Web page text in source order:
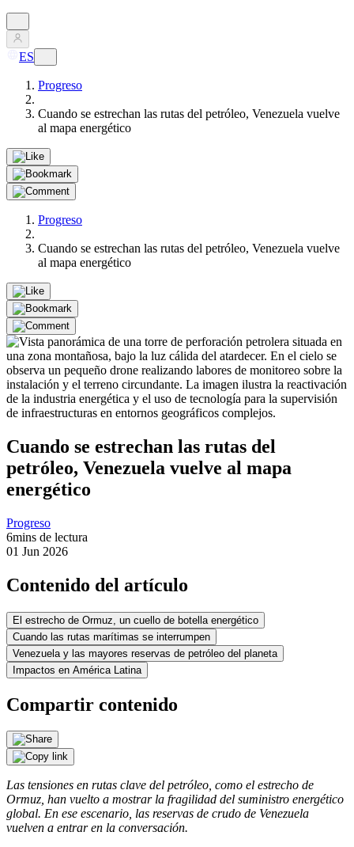
ES
Progreso
Cuando se estrechan las rutas del petróleo, Venezuela vuelve
al mapa energético
Progreso
Cuando se estrechan las rutas del petróleo, Venezuela vuelve
al mapa energético
Cuando se estrechan las rutas del
petróleo, Venezuela vuelve al mapa
energético
Progreso
6mins de lectura
01 Jun 2026
Contenido del artículo
El estrecho de Ormuz, un cuello de botella energético
Cuando las rutas marítimas se interrumpen
Venezuela y las mayores reservas de petróleo del planeta
Impactos en América Latina
Compartir contenido
Las tensiones en rutas clave del petróleo, como el estrecho de
Ormuz, han vuelto a mostrar la fragilidad del suministro energético
global. En ese escenario, las reservas de crudo de Venezuela
vuelven a entrar en la conversación.